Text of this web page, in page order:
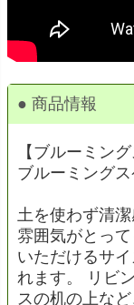
● 商品情報
【ブルーミン
ブルーミング
土を使わず清潔
雰囲気がとっ
いただけるサ
れます。 リビ
スの机の上な